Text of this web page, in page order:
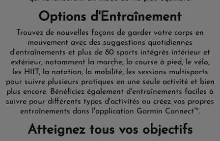
Options d'Entraînement
Trouvez de nouvelles façons de garder votre corps en
mouvement avec des suggestions quotidiennes
d'entraînements et plus de 80 sports intégrés intérieur et
extérieur, notamment la marche, la course à pied, le vélo,
les HIIT, la natation, la mobilité, les sessions multisports
pour suivre plusieurs pratiques en une seule activité et bien
plus encore. Bénéficiez également d'entraînements faciles à
suivre pour différents types d'activités ou créez vos propres
entraînements dans l'application Garmin Connect™.
Atteignez tous vos objectifs